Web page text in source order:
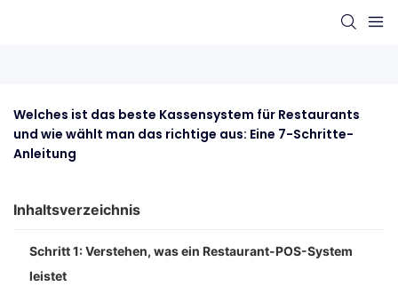
Welches ist das beste Kassensystem für Restaurants
und wie wählt man das richtige aus: Eine 7-Schritte-
Anleitung
Inhaltsverzeichnis
Schritt 1: Verstehen, was ein Restaurant-POS-System
leistet